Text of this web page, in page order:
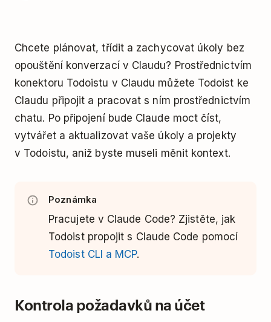
Chcete plánovat, třídit a zachycovat úkoly bez
opouštění konverzací v Claudu? Prostřednictvím
konektoru Todoistu v Claudu můžete Todoist ke
Claudu připojit a pracovat s ním prostřednictvím
chatu. Po připojení bude Claude moct číst,
vytvářet a aktualizovat vaše úkoly a projekty
v Todoistu, aniž byste museli měnit kontext.
Poznámka
Pracujete v Claude Code? Zjistěte, jak
Todoist propojit s Claude Code pomocí
Todoist CLI a MCP.
Kontrola požadavků na účet